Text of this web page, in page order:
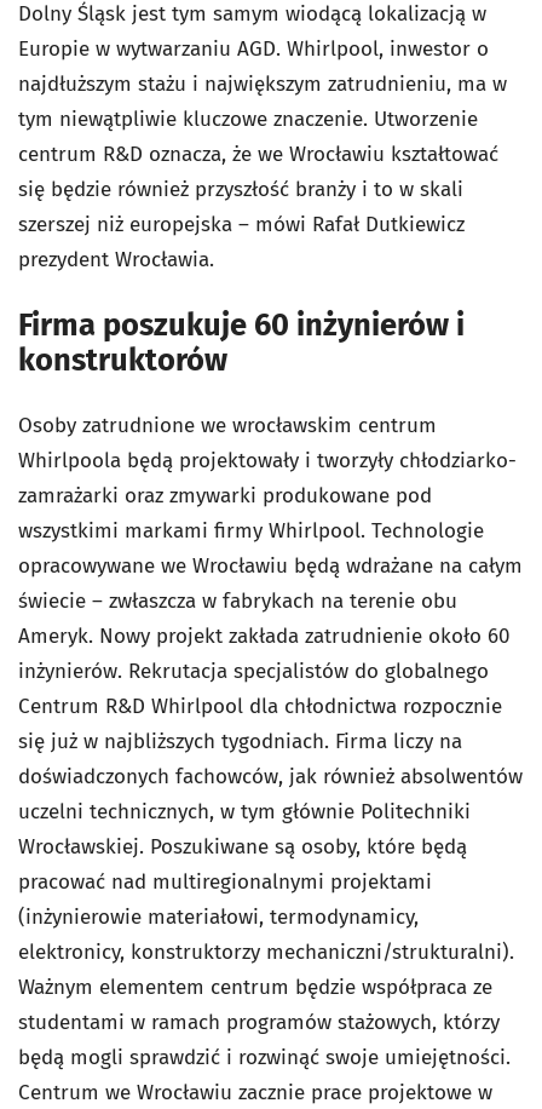
Dolny Śląsk jest tym samym wiodącą lokalizacją w
Europie w wytwarzaniu AGD. Whirlpool, inwestor o
najdłuższym stażu i największym zatrudnieniu, ma w
tym niewątpliwie kluczowe znaczenie. Utworzenie
centrum R&D oznacza, że we Wrocławiu kształtować
się będzie również przyszłość branży i to w skali
szerszej niż europejska – mówi Rafał Dutkiewicz
prezydent Wrocławia.
Firma poszukuje 60 inżynierów i
konstruktorów
Osoby zatrudnione we wrocławskim centrum
Whirlpoola będą projektowały i tworzyły chłodziarko-
zamrażarki oraz zmywarki produkowane pod
wszystkimi markami firmy Whirlpool. Technologie
opracowywane we Wrocławiu będą wdrażane na całym
świecie – zwłaszcza w fabrykach na terenie obu
Ameryk. Nowy projekt zakłada zatrudnienie około 60
inżynierów. Rekrutacja specjalistów do globalnego
Centrum R&D Whirlpool dla chłodnictwa rozpocznie
się już w najbliższych tygodniach. Firma liczy na
doświadczonych fachowców, jak również absolwentów
uczelni technicznych, w tym głównie Politechniki
Wrocławskiej. Poszukiwane są osoby, które będą
pracować nad multiregionalnymi projektami
(inżynierowie materiałowi, termodynamicy,
elektronicy, konstruktorzy mechaniczni/strukturalni).
Ważnym elementem centrum będzie współpraca ze
studentami w ramach programów stażowych, którzy
będą mogli sprawdzić i rozwinąć swoje umiejętności.
Centrum we Wrocławiu zacznie prace projektowe w